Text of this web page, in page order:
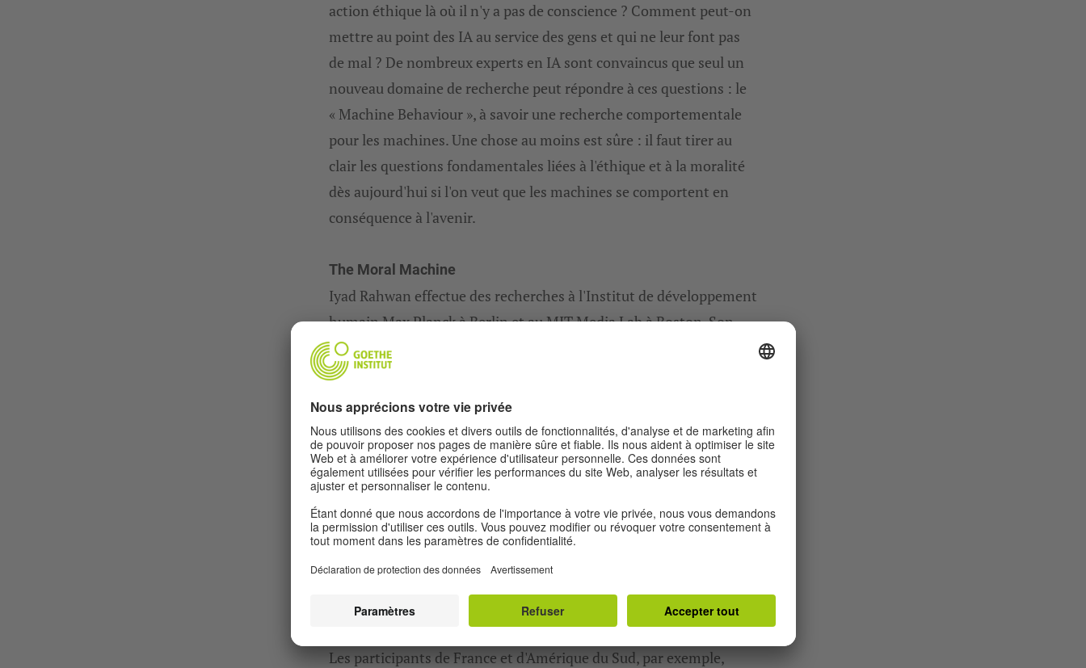
action éthique là où il n'y a pas de conscience ? Comment peut-on
mettre au point des IA au service des gens et qui ne leur font pas
de mal ? De nombreux experts en IA sont convaincus que seul un
nouveau domaine de recherche peut répondre à ces questions : le
« Machine Behaviour », à savoir une recherche comportementale
pour les machines. Une chose au moins est sûre : il faut tirer au
clair les questions fondamentales liées à l'éthique et à la moralité
dès aujourd'hui si l'on veut que les machines se comportent en
conséquence à l'avenir.
The Moral Machine
Iyad Rahwan effectue des recherches à l'Institut de développement
humain Max Planck à Berlin et au MIT Media Lab à Boston. Son
projet « The Moral Machine » est la plus grande étude réalisée à ce
jour dans le domaine de l'éthique des machines. L'enquête
interactive examine les raisons éthiques qui poussent les gens à
prendre des décisions dans différentes régions du monde et
cherche à savoir si l'on peut s'appuyer sur ces connaissances pour
déterminer des règles de conduite pour l'IA. Comment doit se
évité ? L'IA doit décider où va la voiture, et donc qui survit.
Résultat : toutes les personnes interrogées veulent sauver le plus
de vies possible, avant tout les enfants et ceux qui respectent le
code de la route. Mais en y regardant de plus près, il apparaît
clairement qu'il n'existe pas de valeurs universellement admises.
Les participants de France et d'Amérique du Sud, par exemple,